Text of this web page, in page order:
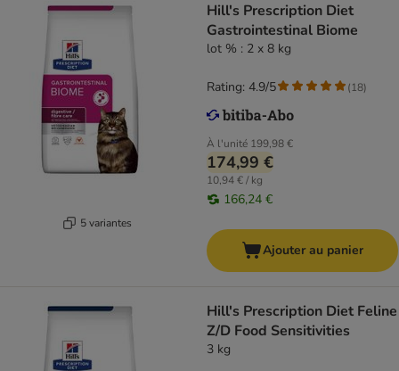
5 variantes
Hill's Prescription Diet
Gastrointestinal Biome
lot % : 2 x 8 kg
À l'unité 199,98 €
174,99 €
10,94 € / kg
166,24 €
Rating: 4.9/5 (18)
Ajouter au panier
Hill's Prescription Diet Feline
Z/D Food Sensitivities
3 kg